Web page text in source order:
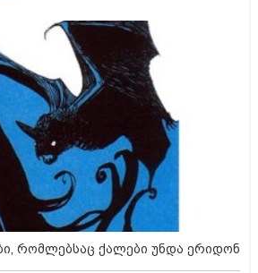
რომლებსაც ქალები უნდა ერიდონ